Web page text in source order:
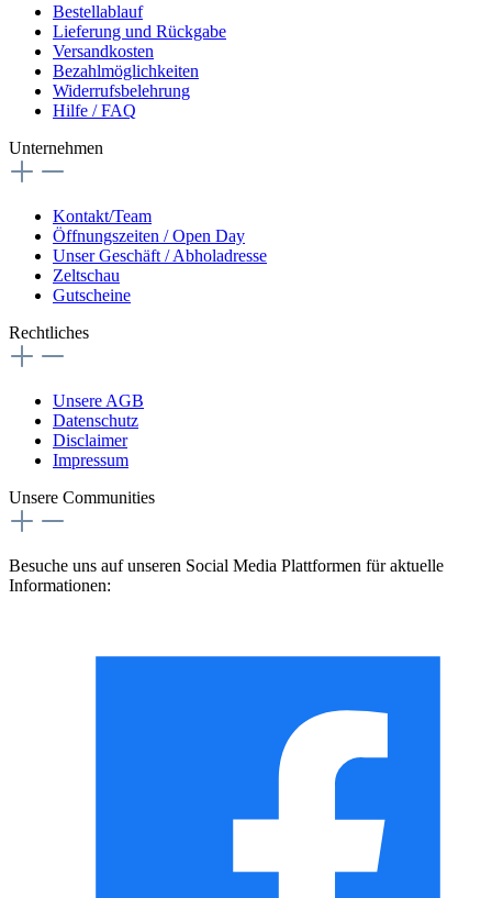
Bestellablauf
Lieferung und Rückgabe
Versandkosten
Bezahlmöglichkeiten
Widerrufsbelehrung
Hilfe / FAQ
Unternehmen
Kontakt/Team
Öffnungszeiten / Open Day
Unser Geschäft / Abholadresse
Zeltschau
Gutscheine
Rechtliches
Unsere AGB
Datenschutz
Disclaimer
Impressum
Unsere Communities
Besuche uns auf unseren Social Media Plattformen für aktuelle
Informationen: